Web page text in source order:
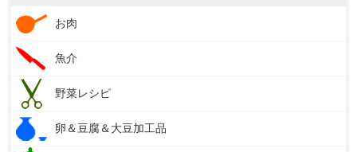
お肉
魚介
野菜レシピ
卵＆豆腐＆大豆加工品